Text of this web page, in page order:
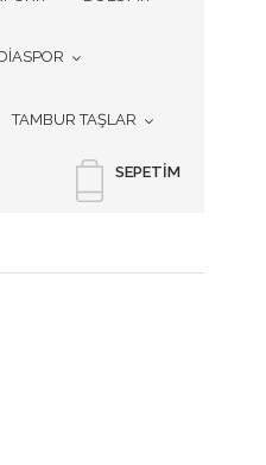
SEPETIM
TAMBUR TAŞLAR